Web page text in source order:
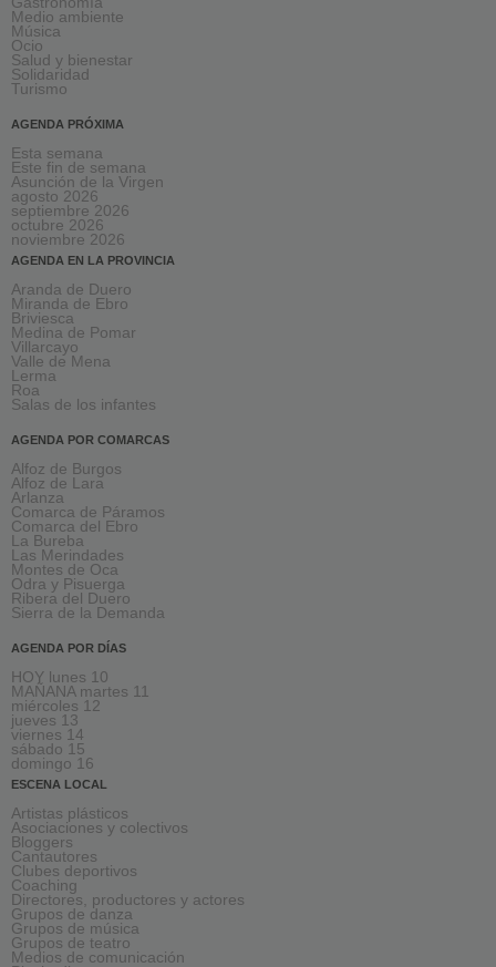
Medio ambiente
Música
Ocio
Salud y bienestar
Solidaridad
Turismo
AGENDA PRÓXIMA
Esta semana
Este fin de semana
Asunción de la Virgen
agosto 2026
septiembre 2026
octubre 2026
noviembre 2026
AGENDA EN LA PROVINCIA
Aranda de Duero
Miranda de Ebro
Briviesca
Medina de Pomar
Villarcayo
Valle de Mena
Lerma
Roa
Salas de los infantes
AGENDA POR COMARCAS
Alfoz de Burgos
Alfoz de Lara
Arlanza
Comarca de Páramos
Comarca del Ebro
La Bureba
Las Merindades
Montes de Oca
Odra y Pisuerga
Ribera del Duero
Sierra de la Demanda
AGENDA POR DÍAS
HOY lunes 10
MAÑANA martes 11
miércoles 12
jueves 13
viernes 14
sábado 15
domingo 16
ESCENA LOCAL
Artistas plásticos
Asociaciones y colectivos
Bloggers
Cantautores
Clubes deportivos
Coaching
Directores, productores y actores
Grupos de danza
Grupos de música
Grupos de teatro
Medios de comunicación